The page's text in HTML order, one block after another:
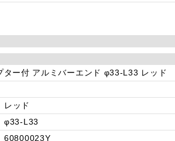
ター付 アルミバーエンド φ33-L33 レッド
レッド
φ33-L33
60800023Y